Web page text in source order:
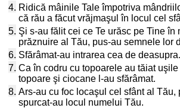
4. Ridică mâinile Tale împotriva
că rău a făcut vrăjmaşul în locul cel
5. Şi s-au fălit cei ce Te urăsc pe Tine
prăznuire al Tău, pus-au semnele lor
6. Sfărâmat-au intrarea cea de deasupra.
7. Ca în codru cu topoarele au tăiat
topoare şi ciocane l-au sfărâmat.
8. Ars-au cu foc locaşul cel sfânt al Tău,
spurcat-au locul numelui Tău.